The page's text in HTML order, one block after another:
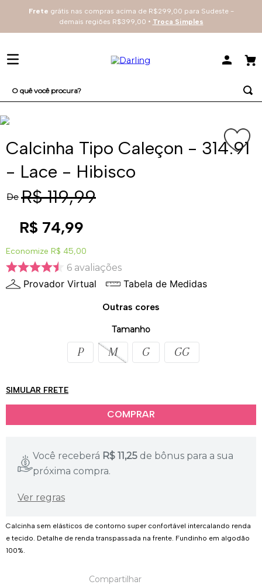
Frete grátis nas compras acima de R$299,00 para Sudeste -
demais regiões R$399,00 • Troca Simples
Calcinha Tipo Caleçon - 314.91
- Lace - Hibisco
De R$ 119,99
R$ 74,99
Economize R$ 45,00
6 avaliações
Provador Virtual Tabela de Medidas
Outras cores
Tamanho
P M G GG
SIMULAR FRETE
Você receberá R$ 11,25 de bônus para a sua
próxima compra.
Ver regras
Calcinha sem elásticos de contorno super confortável intercalando renda
e tecido. Detalhe de renda transpassada na frente. Fundinho em algodão
100%.
Compartilhar
3 º renda
4º tecno